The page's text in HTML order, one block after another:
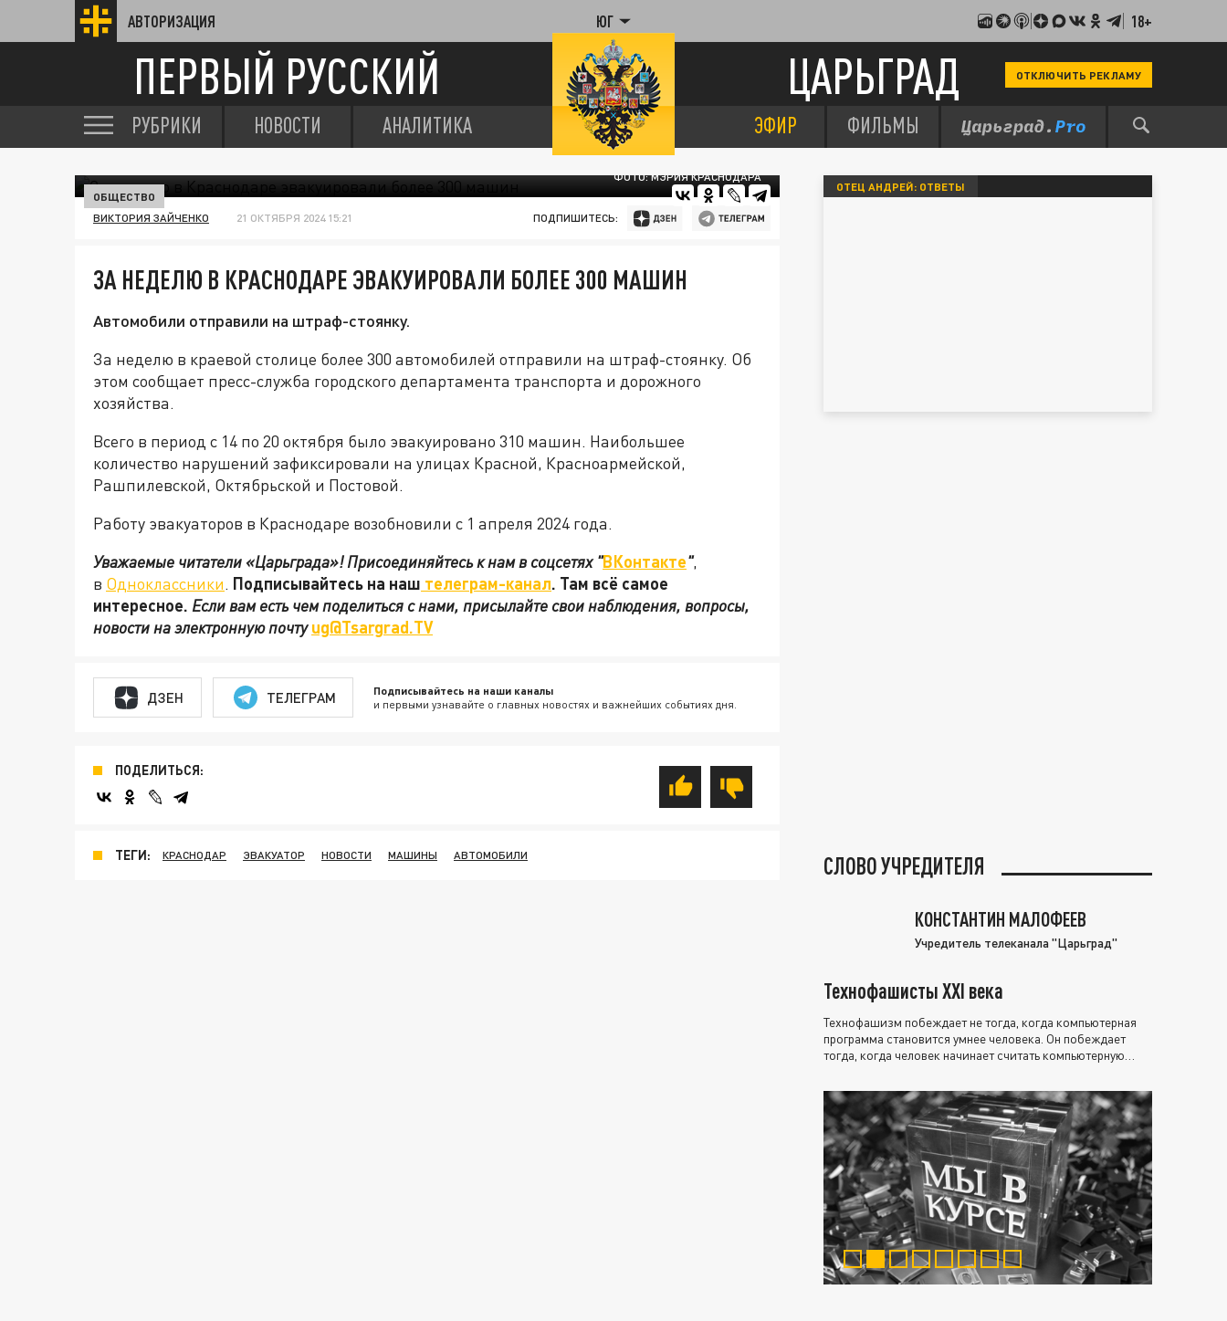
АВТОРИЗАЦИЯ ЮГ 18+
ПЕРВЫЙ РУССКИЙ ЦАРЬГРАД ОТКЛЮЧИТЬ РЕКЛАМУ
РУБРИКИ НОВОСТИ АНАЛИТИКА ЭФИР ФИЛЬМЫ
ФОТО: МЭРИЯ КРАСНОДАРА
ОБЩЕСТВО
ВИКТОРИЯ ЗАЙЧЕНКО 21 ОКТЯБРЯ 2024 15:21 ПОДПИШИТЕСЬ:
ЗА НЕДЕЛЮ В КРАСНОДАРЕ ЭВАКУИРОВАЛИ БОЛЕЕ 300 МАШИН
Автомобили отправили на штраф-стоянку.
За неделю в краевой столице более 300 автомобилей отправили на штраф-стоянку. Об
этом сообщает пресс-служба городского департамента транспорта и дорожного
хозяйства.
Всего в период с 14 по 20 октября было эвакуировано 310 машин. Наибольшее
количество нарушений зафиксировали на улицах Красной, Красноармейской,
Рашпилевской, Октябрьской и Постовой.
Работу эвакуаторов в Краснодаре возобновили с 1 апреля 2024 года.
Уважаемые читатели «Царьграда»!Присоединяйтесь к нам в соцсетях"ВКонтакте",
в Одноклассники. Подписывайтесь на наш телеграм-канал. Там всё самое
интересное. Если вам есть чем поделиться с нами, присылайте свои наблюдения, вопросы,
новости на электронную почтуug@Tsargrad.TV
ДЗЕН ТЕЛЕГРАМ Подписывайтесь на наши каналы
и первыми узнавайте о главных новостях и важнейших событиях дня.
ПОДЕЛИТЬСЯ:
ТЕГИ: КРАСНОДАР ЭВАКУАТОР НОВОСТИ МАШИНЫ АВТОМОБИЛИ
ОТЕЦ АНДРЕЙ: ОТВЕТЫ
СЛОВО УЧРЕДИТЕЛЯ
КОНСТАНТИН МАЛОФЕЕВ
Учредитель телеканала "Царьград"
Технофашисты XXI века
Технофашизм побеждает не тогда, когда компьютерная
программа становится умнее человека. Он побеждает
тогда, когда человек начинает считать компьютерную